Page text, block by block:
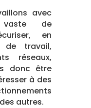
avec
de
en
de travail,
réseaux,
donc être
à des
autres.